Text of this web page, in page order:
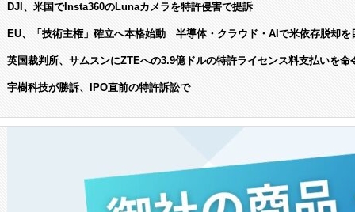
DJI、米国でInsta360のLunaカメラを特許侵害で提訴
EU、「技術主権」確立へ本格始動 半導体・クラウド・AIで米依存脱却を
英国裁判所、サムスンにZTEへの3.9億ドルの特許ライセンス料支払いを命
宇樹科技が勝訴、IPO直前の特許訴訟で